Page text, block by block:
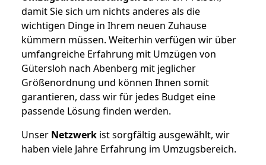
damit Sie sich um nichts anderes als die
wichtigen Dinge in Ihrem neuen Zuhause
kümmern müssen. Weiterhin verfügen wir über
umfangreiche Erfahrung mit Umzügen von
Gütersloh nach Abenberg mit jeglicher
Größenordnung und können Ihnen somit
garantieren, dass wir für jedes Budget eine
passende Lösung finden werden.
Unser Netzwerk ist sorgfältig ausgewählt, wir
haben viele Jahre Erfahrung im Umzugsbereich.